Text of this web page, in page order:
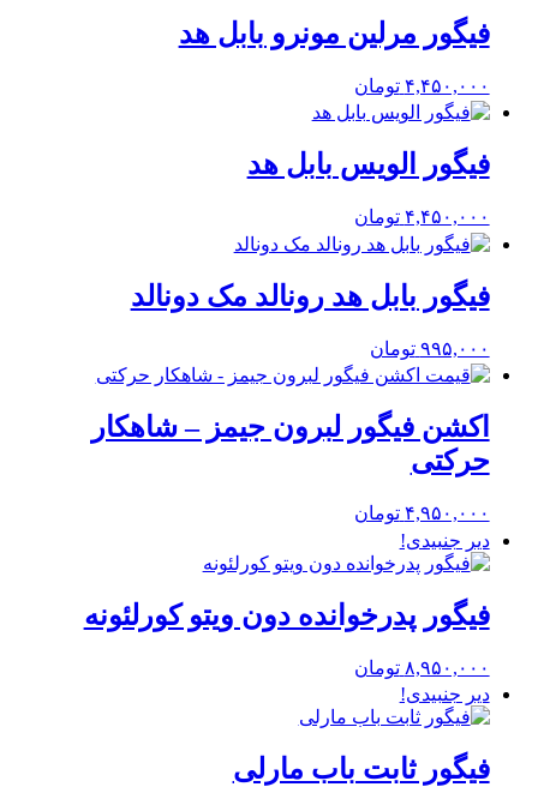
فیگور مرلین مونرو بابل هد
۴,۴۵۰,۰۰۰ تومان
فیگور الویس بابل هد
۴,۴۵۰,۰۰۰ تومان
فیگور بابل هد رونالد مک دونالد
۹۹۵,۰۰۰ تومان
اکشن فیگور لبرون جیمز – شاهکار
حرکتی
۴,۹۵۰,۰۰۰ تومان
دیر جنبیدی!
فیگور پدرخوانده دون ویتو کورلئونه
۸,۹۵۰,۰۰۰ تومان
دیر جنبیدی!
فیگور ثابت باب مارلی